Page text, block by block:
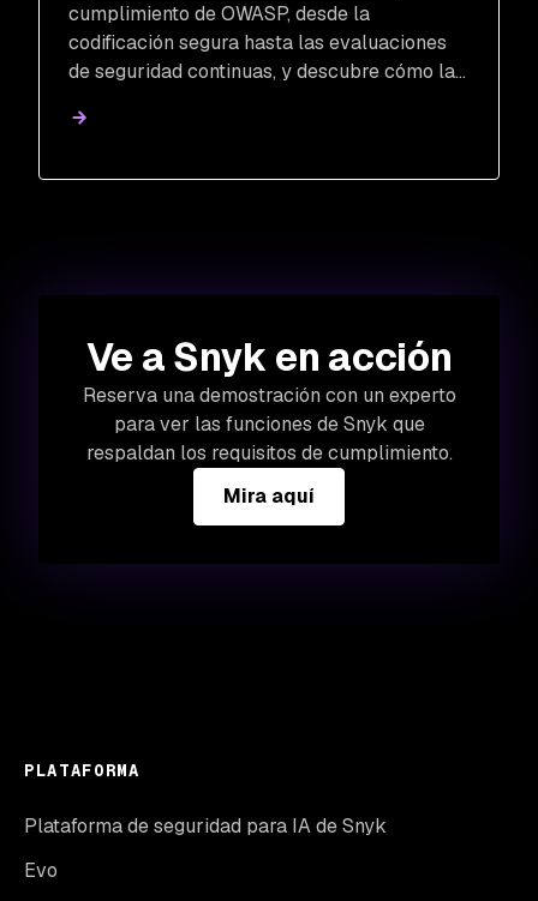
cumplimiento de OWASP, desde la
codificación segura hasta las evaluaciones
de seguridad continuas, y descubre cómo las
remediación de vulnerabilidades.
Ve a Snyk en acción
Reserva una demostración con un experto
para ver las funciones de Snyk que
respaldan los requisitos de cumplimiento.
Mira aquí
PLATAFORMA
Plataforma de seguridad para IA de Snyk
Evo